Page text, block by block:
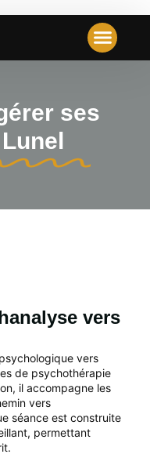
ses
vers
vers
de psychothérapie
il accompagne les
vers
séance est construite
permettant